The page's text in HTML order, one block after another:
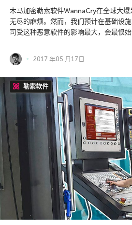
木马加密勒索软件WannaCry在全球大
无尽的麻烦。然而，我们预计在基础设
司受这种恶意软件的影响最大，会最恨始
2017 年05 月17日
勒索软件